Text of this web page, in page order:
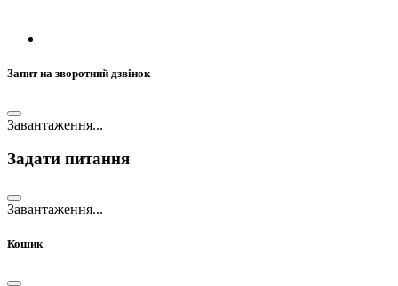
Запит на зворотний дзвінок
Завантаження...
Задати питання
Завантаження...
Кошик